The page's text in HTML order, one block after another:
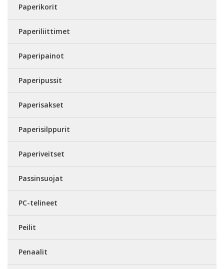
Paperikorit
Paperiliittimet
Paperipainot
Paperipussit
Paperisakset
Paperisilppurit
Paperiveitset
Passinsuojat
PC-telineet
Peilit
Penaalit